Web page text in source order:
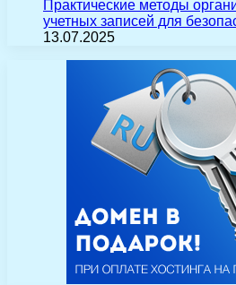
Практические методы
учетных записей для
13.07.2025